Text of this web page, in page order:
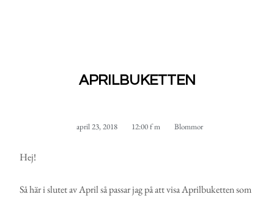
APRILBUKETTEN
april 23, 2018 12:00 f m Blommor
Hej!
Så här i slutet av April så passar jag på att visa Aprilbuketten som